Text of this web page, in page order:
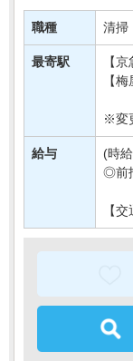
週3日OK＆土日休
プライベートも大
しゅふさんなども
職種 清掃
最寄駅
【
【
※変
給与
(時
◎前
【